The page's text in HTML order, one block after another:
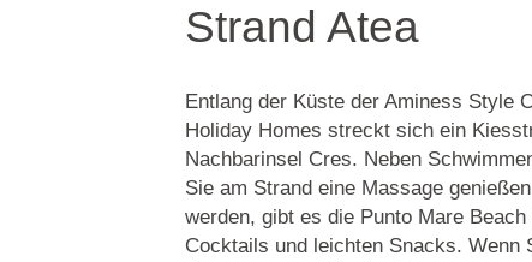
Strand Atea
Entlang der Küste der Aminess Style
Holiday Homes streckt sich ein
Nachbarinsel Cres. Neben
Sie am Strand eine Massage
werden, gibt es die Punto Mare
Cocktails und leichten Snacks. Wenn